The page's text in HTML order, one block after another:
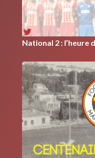
National 2 : l’heure